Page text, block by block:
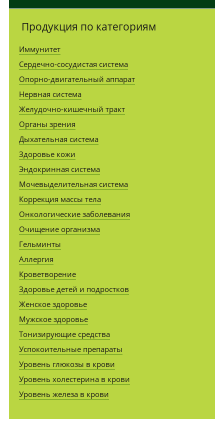
Продукция по категориям
Иммунитет
Сердечно-сосудистая система
Опорно-двигательный аппарат
Нервная система
Желудочно-кишечный тракт
Органы зрения
Дыхательная система
Здоровье кожи
Эндокринная система
Мочевыделительная система
Коррекция массы тела
Онкологические заболевания
Очищение организма
Гельминты
Аллергия
Кроветворение
Здоровье детей и подростков
Женское здоровье
Мужское здоровье
Тонизирующие средства
Успокоительные препараты
Уровень глюкозы в крови
Уровень холестерина в крови
Уровень железа в крови